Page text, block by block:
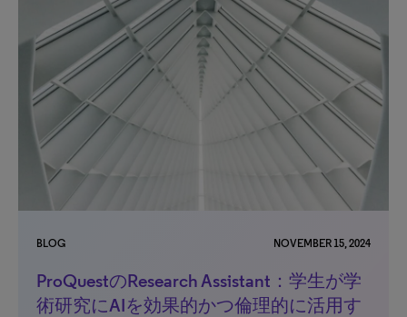
BLOG NOVEMBER 15, 2024
ProQuestのResearch Assistant：学生が学
術研究にAIを効果的かつ倫理的に活用す